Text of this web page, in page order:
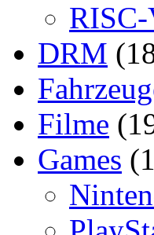
DRM
Filme
Games